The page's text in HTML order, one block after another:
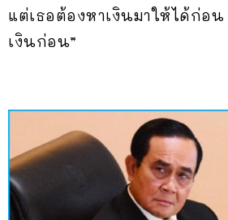
แต่เธอต้องหาเงินมาให้ได้ก่อ
เงินก่อน”